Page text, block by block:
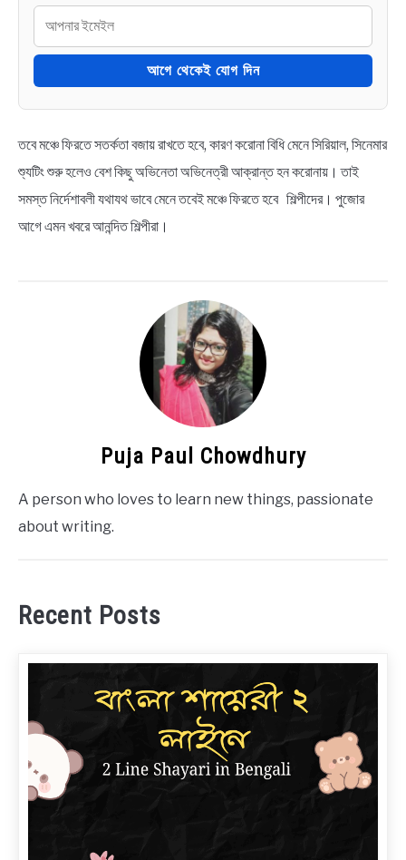
আগে থেকেই যোগ দিন
তবে মঞ্চে ফিরতে সতর্কতা বজায় রাখতে হবে, কারণ করোনা বিধি মেনে সিরিয়াল, সিনেমার
শ্যুটিং শুরু হলেও বেশ কিছু অভিনেতা অভিনেত্রী আক্রান্ত হন করোনায়। তাই
সমস্ত নির্দেশাবলী যথাযথ ভাবে মেনে তবেই মঞ্চে ফিরতে হবে শিল্পীদের। পুজোর
আগে এমন খবরে আনন্দিত শিল্পীরা।
Puja Paul Chowdhury
A person who loves to learn new things, passionate
about writing.
Recent Posts